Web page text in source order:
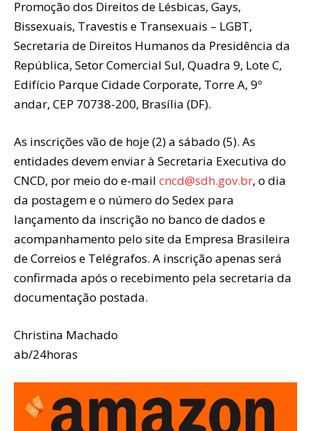
Promoção dos Direitos de Lésbicas, Gays,
Bissexuais, Travestis e Transexuais – LGBT,
Secretaria de Direitos Humanos da Presidência da
República, Setor Comercial Sul, Quadra 9, Lote C,
Edifício Parque Cidade Corporate, Torre A, 9º
andar, CEP 70738-200, Brasília (DF).
As inscrições vão de hoje (2) a sábado (5). As
entidades devem enviar à Secretaria Executiva do
CNCD, por meio do e-mail cncd@sdh.gov.br, o dia
da postagem e o número do Sedex para
lançamento da inscrição no banco de dados e
acompanhamento pelo site da Empresa Brasileira
de Correios e Telégrafos. A inscrição apenas será
confirmada após o recebimento pela secretaria da
documentação postada.
Christina Machado
ab/24horas